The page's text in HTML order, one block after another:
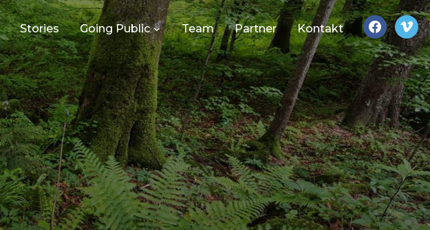
facebookvimeo
Stories Going Public Team Partner Kontakt